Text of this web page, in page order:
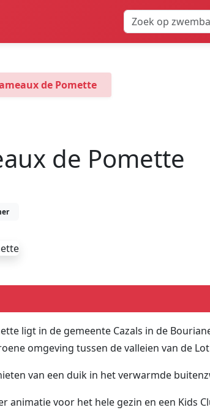
de Pomette
de Pomette
ligt in de gemeente Cazals in de
omgeving tussen de valleien van de
van een duik in het verwarmde
animatie voor het hele gezin en een Kids